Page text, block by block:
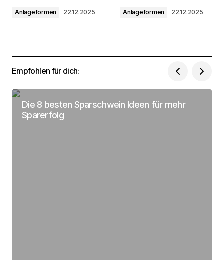
Deine Email Adresse
Anlageformen 22.12.2025 Anlageformen 22.12.2025
Empfohlen für dich:
Die 8 besten Sparschwein Ideen für mehr
Sparerfolg